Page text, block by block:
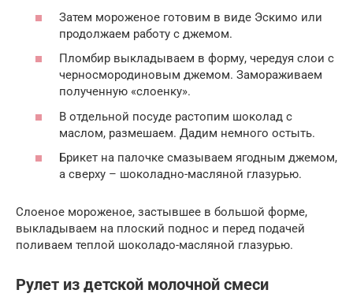
Затем мороженое готовим в виде Эскимо или
продолжаем работу с джемом.
Пломбир выкладываем в форму, чередуя слои с
черносмородиновым джемом. Замораживаем
полученную «слоенку».
В отдельной посуде растопим шоколад с
маслом, размешаем. Дадим немного остыть.
Брикет на палочке смазываем ягодным джемом,
а сверху – шоколадно-масляной глазурью.
Слоеное мороженое, застывшее в большой форме,
выкладываем на плоский поднос и перед подачей
поливаем теплой шоколадо-масляной глазурью.
Рулет из детской молочной смеси